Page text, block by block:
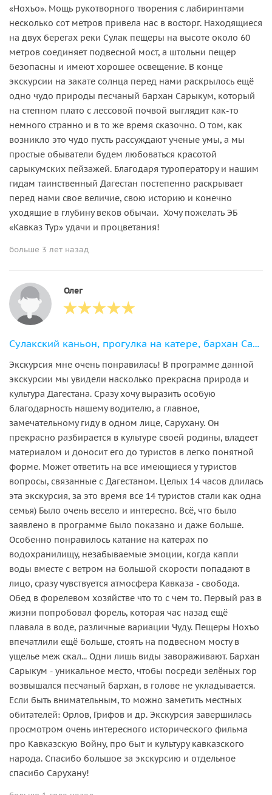
«Нохъо». Мощь рукотворного творения с лабиринтами
несколько сот метров привела нас в восторг. Находящиеся
на двух берегах реки Сулак пещеры на высоте около 60
метров соединяет подвесной мост, а штольни пещер
безопасны и имеют хорошее освещение. В конце
экскурсии на закате солнца перед нами раскрылось ещё
одно чудо природы песчаный бархан Сарыкум, который
на степном плато с лессовой почвой выглядит как-то
немного странно и в то же время сказочно. О том, как
возникло это чудо пусть рассуждают ученые умы, а мы
простые обыватели будем любоваться красотой
сарыкумских пейзажей. Благодаря туроператору и нашим
гидам таинственный Дагестан постепенно раскрывает
перед нами свое величие, свою историю и конечно
уходящие в глубину веков обычаи. Хочу пожелать ЭБ
«Кавказ Тур» удачи и процветания!
больше 3 лет назад
Олег
Сулакский каньон, прогулка на катере, бархан Сарыкум и пещера Нохъо
Экскурсия мне очень понравилась! В программе данной
экскурсии мы увидели насколько прекрасна природа и
культура Дагестана. Сразу хочу выразить особую
благодарность нашему водителю, а главное,
замечательному гиду в одном лице, Сарухану. Он
прекрасно разбирается в культуре своей родины, владеет
материалом и доносит его до туристов в легко понятной
форме. Может ответить на все имеющиеся у туристов
вопросы, связанные с Дагестаном. Целых 14 часов длилась
эта экскурсия, за это время все 14 туристов стали как одна
семья) Было очень весело и интересно. Всё, что было
заявлено в программе было показано и даже больше.
Особенно понравилось катание на катерах по
водохранилищу, незабываемые эмоции, когда капли
воды вместе с ветром на большой скорости попадают в
лицо, сразу чувствуется атмосфера Кавказа - свобода.
Обед в форелевом хозяйстве что то с чем то. Первый раз в
жизни попробовал форель, которая час назад ещё
плавала в воде, различные вариации Чуду. Пещеры Нохъо
впечатлили ещё больше, стоять на подвесном мосту в
ущелье меж скал... Одни лишь виды завораживают. Бархан
Сарыкум - уникальное место, чтобы посреди зелёных гор
возвышался песчаный бархан, в голове не укладывается.
Если быть внимательным, то можно заметить местных
обитателей: Орлов, Грифов и др. Экскурсия завершилась
просмотром очень интересного исторического фильма
про Кавказскую Войну, про быт и культуру кавказского
народа. Спасибо большое за экскурсию и отдельное
спасибо Сарухану!